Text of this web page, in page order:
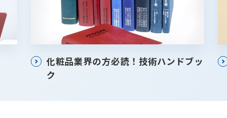
化粧品業界の方必読！技術ハンドブッ
ク